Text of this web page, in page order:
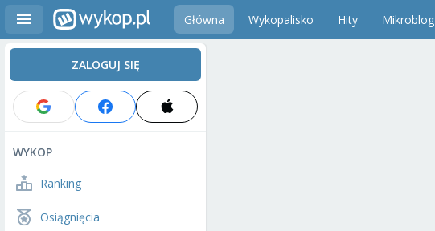
Główna Wykopalisko Hity Mikroblog
ZALOGUJ SIĘ
WYKOP
Ranking
Osiągnięcia